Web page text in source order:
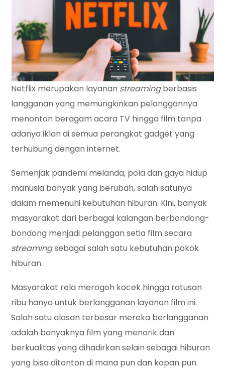
Netflix merupakan layanan streamingberbasis
langganan yang memungkinkan pelanggannya
menonton beragam acara TV hingga film tanpa
adanya iklan di semua perangkat gadget yang
terhubung dengan internet.
Semenjak pandemi melanda, pola dan gaya hidup
manusia banyak yang berubah, salah satunya
dalam memenuhi kebutuhan hiburan. Kini, banyak
masyarakat dari berbagai kalangan berbondong-
bondong menjadi pelanggan setia film secara
streamingsebagai salah satu kebutuhan pokok
hiburan.
Masyarakat rela merogoh kocek hingga ratusan
ribu hanya untuk berlangganan layanan film ini.
Salah satu alasan terbesar mereka berlangganan
adalah banyaknya film yang menarik dan
berkualitas yang dihadirkan selain sebagai hiburan
yang bisa ditonton di mana pun dan kapan pun.